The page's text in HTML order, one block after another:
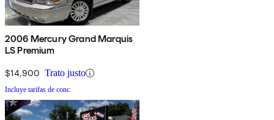
2006 Mercury Grand Marquis
LS Premium
$14,900 Trato justo
Incluye tarifas de conc.